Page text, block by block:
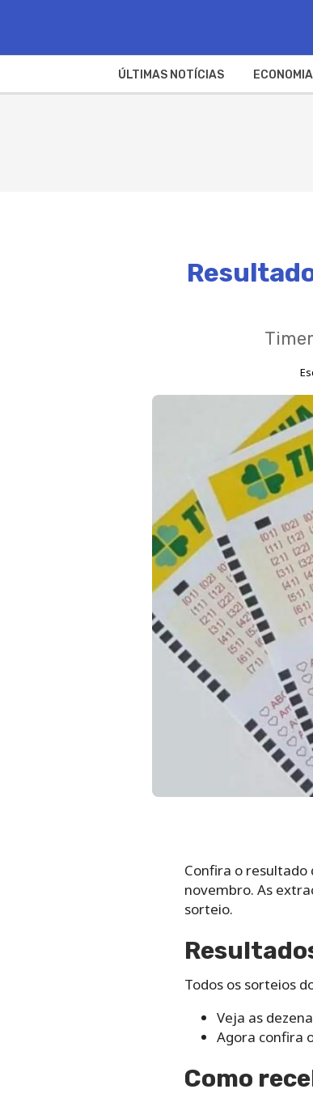
ÚLTIMAS NOTÍCIAS ECONOMIA
Confira o resultado
novembro. As
sorteio.
Todos os sorteios
Veja as
Agora confira
Como